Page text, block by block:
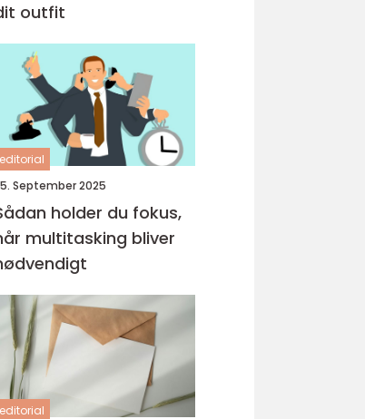
outfit
editorial
September 2025
holder du fokus,
multitasking bliver
editorial